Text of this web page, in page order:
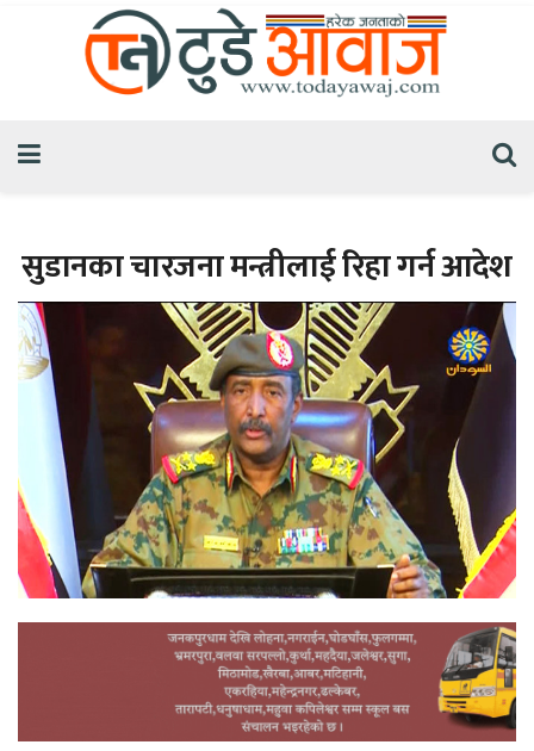
सुडानका चारजना मन्त्रीलाई रिहा गर्न आदेश